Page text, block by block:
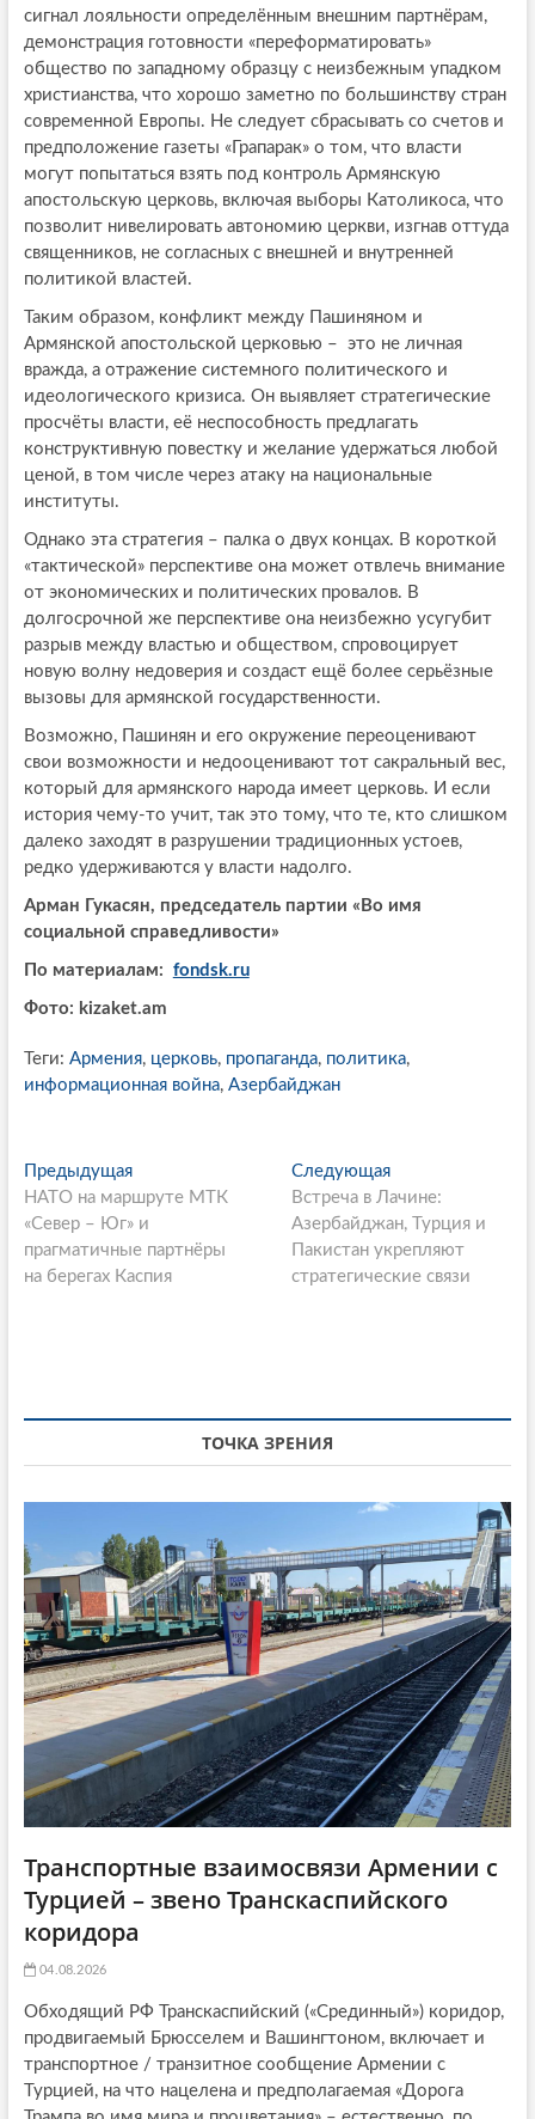
сигнал лояльности определённым внешним партнёрам,
демонстрация готовности «переформатировать»
общество по западному образцу с неизбежным упадком
христианства, что хорошо заметно по большинству стран
современной Европы. Не следует сбрасывать со счетов и
предположение газеты «Грапарак» о том, что власти
могут попытаться взять под контроль Армянскую
апостольскую церковь, включая выборы Католикоса, что
позволит нивелировать автономию церкви, изгнав оттуда
священников, не согласных с внешней и внутренней
политикой властей.
Таким образом, конфликт между Пашиняном и
Армянской апостольской церковью – это не личная
вражда, а отражение системного политического и
идеологического кризиса. Он выявляет стратегические
просчёты власти, её неспособность предлагать
конструктивную повестку и желание удержаться любой
ценой, в том числе через атаку на национальные
институты.
Однако эта стратегия – палка о двух концах. В короткой
«тактической» перспективе она может отвлечь внимание
от экономических и политических провалов. В
долгосрочной же перспективе она неизбежно усугубит
разрыв между властью и обществом, спровоцирует
новую волну недоверия и создаст ещё более серьёзные
вызовы для армянской государственности.
Возможно, Пашинян и его окружение переоценивают
свои возможности и недооценивают тот сакральный вес,
который для армянского народа имеет церковь. И если
история чему-то учит, так это тому, что те, кто слишком
далеко заходят в разрушении традиционных устоев,
редко удерживаются у власти надолго.
Арман Гукасян, председатель партии «Во имя
социальной справедливости»
По материалам: fondsk.ru
Фото: kizaket.am
Теги: Армения, церковь, пропаганда, политика,
информационная война, Азербайджан
P
o
s
t
v
t
i
o
n
ПредыдущаяП
р
е
д
ы
ь
я
:
НАТО на маршруте МТК
«Север – Юг» и
прагматичные партнёры
на берегах Каспия
Следующая
л
е
д
у
я
:
Встреча в Лачине:
Азербайджан, Турция и
Пакистан укрепляют
стратегические связи
ТОЧКА ЗРЕНИЯ
Транспортные взаимосвязи Армении с
Турцией – звено Транскаспийского
коридора
04.08.2026
Обходящий РФ Транскаспийский («Срединный») коридор,
продвигаемый Брюсселем и Вашингтоном, включает и
транспортное / транзитное сообщение Армении с
Турцией, на что нацелена и предполагаемая «Дорога